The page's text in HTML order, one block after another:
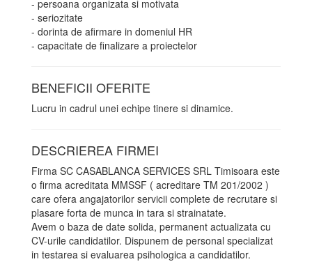
- persoana organizata si motivata
- seriozitate
- dorinta de afirmare in domeniul HR
- capacitate de finalizare a proiectelor
BENEFICII OFERITE
Lucru in cadrul unei echipe tinere si dinamice.
DESCRIEREA FIRMEI
Firma SC CASABLANCA SERVICES SRL Timisoara este
o firma acreditata MMSSF ( acreditare TM 201/2002 )
care ofera angajatorilor servicii complete de recrutare si
plasare forta de munca in tara si strainatate.
Avem o baza de date solida, permanent actualizata cu
CV-urile candidatilor. Dispunem de personal specializat
in testarea si evaluarea psihologica a candidatilor.